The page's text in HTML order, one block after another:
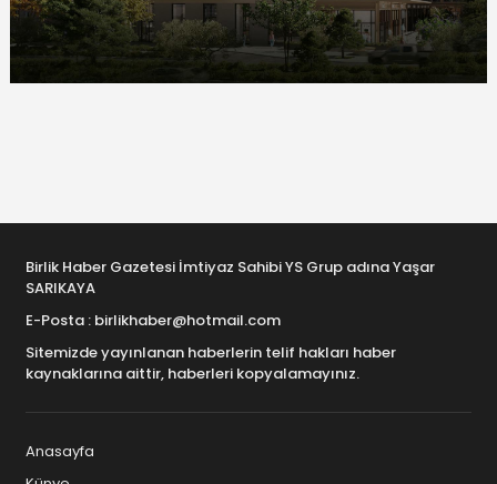
Birlik Haber Gazetesi İmtiyaz Sahibi YS Grup adına Yaşar
SARIKAYA
E-Posta : birlikhaber@hotmail.com
Sitemizde yayınlanan haberlerin telif hakları haber
kaynaklarına aittir, haberleri kopyalamayınız.
Anasayfa